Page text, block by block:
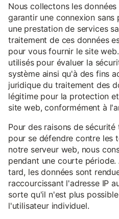
Nous collectons les
garantir une connexion
une prestation de services
traitement de ces données
pour vous fournir le site
utilisés pour évaluer la
système ainsi qu'à des fins
juridique du traitement des
légitime pour la protection
site web, conformément à
Pour des raisons de
pour se défendre contre les
notre serveur web, nous
pendant une courte
tard, les données sont
raccourcissant l'adresse IP
sorte qu'il n'est plus
l'utilisateur individuel.